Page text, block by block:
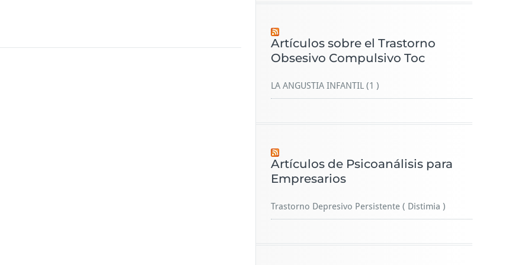
Artículos sobre el Trastorno
Obsesivo Compulsivo Toc
LA ANGUSTIA INFANTIL (1 )
Artículos de Psicoanálisis para
Empresarios
Trastorno Depresivo Persistente ( Distimia )